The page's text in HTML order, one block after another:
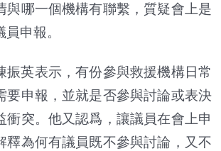
與哪一個機構有聯繫，質疑會上是
申報。
振英表示，有份參與救援機構日常
要申報，並就是否參與討論或表決
衝突。他又認爲，讓議員在會上申
釋為何有議員既不參與討論，又不